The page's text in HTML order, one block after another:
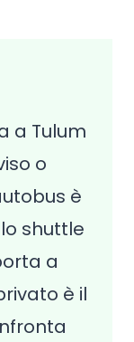
a Tulum
o
è
shuttle
a
è il